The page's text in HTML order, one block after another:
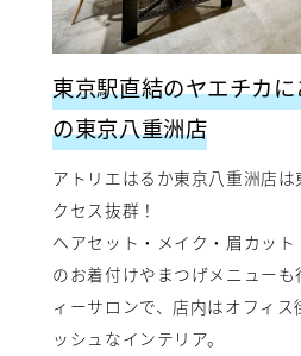
東京駅直結のヤエチカ
の東京八重洲店
アトリエはるか東京八重洲店
クセス抜群！
ヘアセット・メイク・眉カッ
のお着付けやまつげメニュー
ィーサロンで、店内はオフィス
ッシュなインテリア。